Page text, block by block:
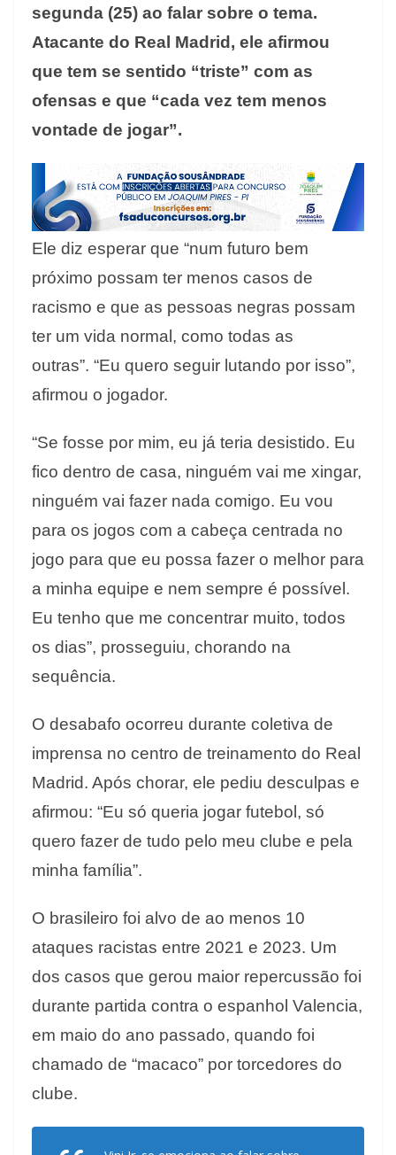
segunda (25) ao falar sobre o tema.
Atacante do Real Madrid, ele afirmou
que tem se sentido “triste” com as
ofensas e que “cada vez tem menos
vontade de jogar”.
Ele diz esperar que “num futuro bem
próximo possam ter menos casos de
racismo e que as pessoas negras possam
ter um vida normal, como todas as
outras”. “Eu quero seguir lutando por isso”,
afirmou o jogador.
“Se fosse por mim, eu já teria desistido. Eu
fico dentro de casa, ninguém vai me xingar,
ninguém vai fazer nada comigo. Eu vou
para os jogos com a cabeça centrada no
jogo para que eu possa fazer o melhor para
a minha equipe e nem sempre é possível.
Eu tenho que me concentrar muito, todos
os dias”, prosseguiu, chorando na
sequência.
O desabafo ocorreu durante coletiva de
imprensa no centro de treinamento do Real
Madrid. Após chorar, ele pediu desculpas e
afirmou: “Eu só queria jogar futebol, só
quero fazer de tudo pelo meu clube e pela
minha família”.
O brasileiro foi alvo de ao menos 10
ataques racistas entre 2021 e 2023. Um
dos casos que gerou maior repercussão foi
durante partida contra o espanhol Valencia,
em maio do ano passado, quando foi
chamado de “macaco” por torcedores do
clube.